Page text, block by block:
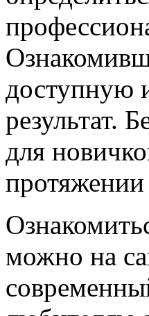
доступную
результат.
для
можно на